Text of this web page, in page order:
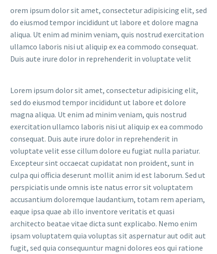
orem ipsum dolor sit amet, consectetur adipisicing elit, sed
do eiusmod tempor incididunt ut labore et dolore magna
aliqua. Ut enim ad minim veniam, quis nostrud exercitation
ullamco laboris nisi ut aliquip ex ea commodo consequat.
Duis aute irure dolor in reprehenderit in voluptate velit
Lorem ipsum dolor sit amet, consectetur adipisicing elit,
sed do eiusmod tempor incididunt ut labore et dolore
magna aliqua. Ut enim ad minim veniam, quis nostrud
exercitation ullamco laboris nisi ut aliquip ex ea commodo
consequat. Duis aute irure dolor in reprehenderit in
voluptate velit esse cillum dolore eu fugiat nulla pariatur.
Excepteur sint occaecat cupidatat non proident, sunt in
culpa qui officia deserunt mollit anim id est laborum. Sed ut
perspiciatis unde omnis iste natus error sit voluptatem
accusantium doloremque laudantium, totam rem aperiam,
eaque ipsa quae ab illo inventore veritatis et quasi
architecto beatae vitae dicta sunt explicabo. Nemo enim
ipsam voluptatem quia voluptas sit aspernatur aut odit aut
fugit, sed quia consequuntur magni dolores eos qui ratione